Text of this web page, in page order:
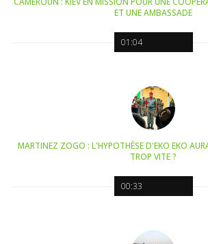
01:04
ET UNE AMBASSADE
00:33
MARTINEZ ZOGO : L'HYPOTHÈSE D'EKO EKO
TROP VITE ?